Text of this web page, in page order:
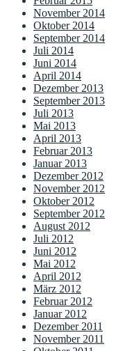
November 2014
Oktober 2014
September 2014
Juli 2014
Juni 2014
April 2014
Dezember 2013
September 2013
Juli 2013
Mai 2013
April 2013
Februar 2013
Januar 2013
Dezember 2012
November 2012
Oktober 2012
September 2012
August 2012
Juli 2012
Juni 2012
Mai 2012
April 2012
März 2012
Februar 2012
Januar 2012
Dezember 2011
November 2011